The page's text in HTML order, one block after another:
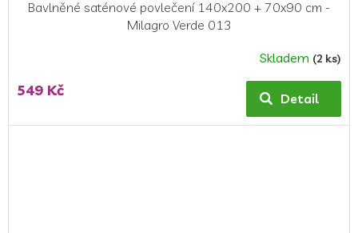
Bavlněné saténové povlečení 140x200 + 70x90 cm -
Milagro Verde 013
produktu
5,0
Skladem (2 ks)
549 Kč Detail